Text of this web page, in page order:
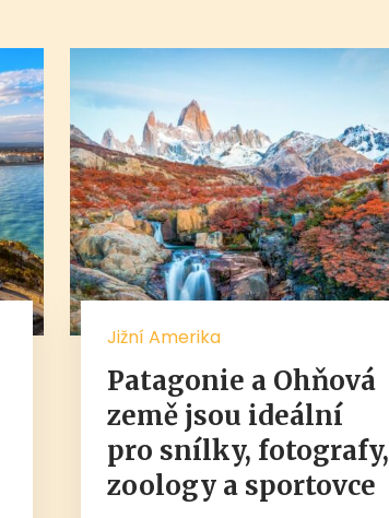
Jižní Amerika
Patagonie a Ohňová
země jsou ideální
pro snílky, fotografy,
zoology a sportovce